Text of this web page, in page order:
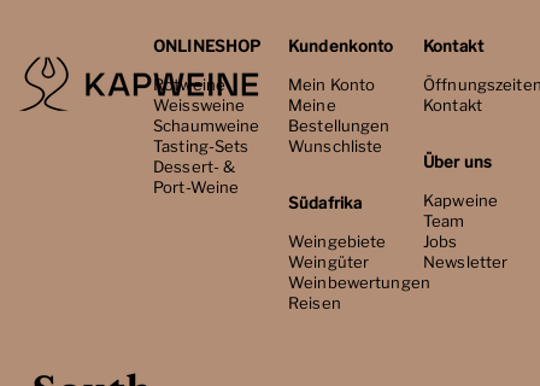
ONLINESHOP
Rotweine
Weissweine
Schaumweine
Tasting-Sets
Dessert- &
Port-Weine
Kundenkonto
Mein Konto
Meine
Bestellungen
Wunschliste
Südafrika
Weingebiete
Weingüter
Weinbewertungen
Reisen
Kontakt
Kontakt
Über uns
Kapweine
Team
Jobs
Newsletter